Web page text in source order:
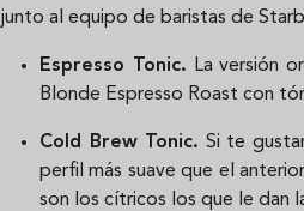
junto al equipo de baristas de
Espresso Tonic. La versión
Blonde Espresso Roast con
Cold Brew Tonic. Si te
perfil más suave que el
son los cítricos los que le dan